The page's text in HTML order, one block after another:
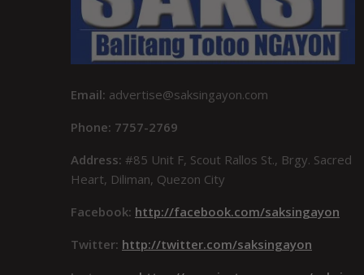
Email: advertise@saksingayon.com
Phone: 7757-2769
Address: #85 Unit F, Scout Rallos St., Brgy. Sacred
Heart, Diliman, Quezon City
Facebook: http://facebook.com/saksingayon
Twitter: http://twitter.com/saksingayon